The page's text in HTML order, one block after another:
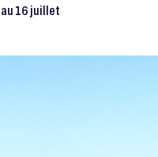
au 16 juillet